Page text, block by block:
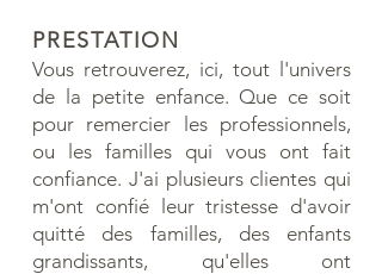
PRESTATION
Vous retrouverez, ici, tout l'univers
de la petite enfance. Que ce soit
pour remercier les professionnels,
ou les familles qui vous ont fait
confiance. J'ai plusieurs clientes qui
m'ont confié leur tristesse d'avoir
quitté des familles, des enfants
grandissants, qu'elles ont